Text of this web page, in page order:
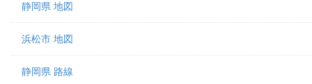
静岡県 地図
浜松市 地図
静岡県 路線